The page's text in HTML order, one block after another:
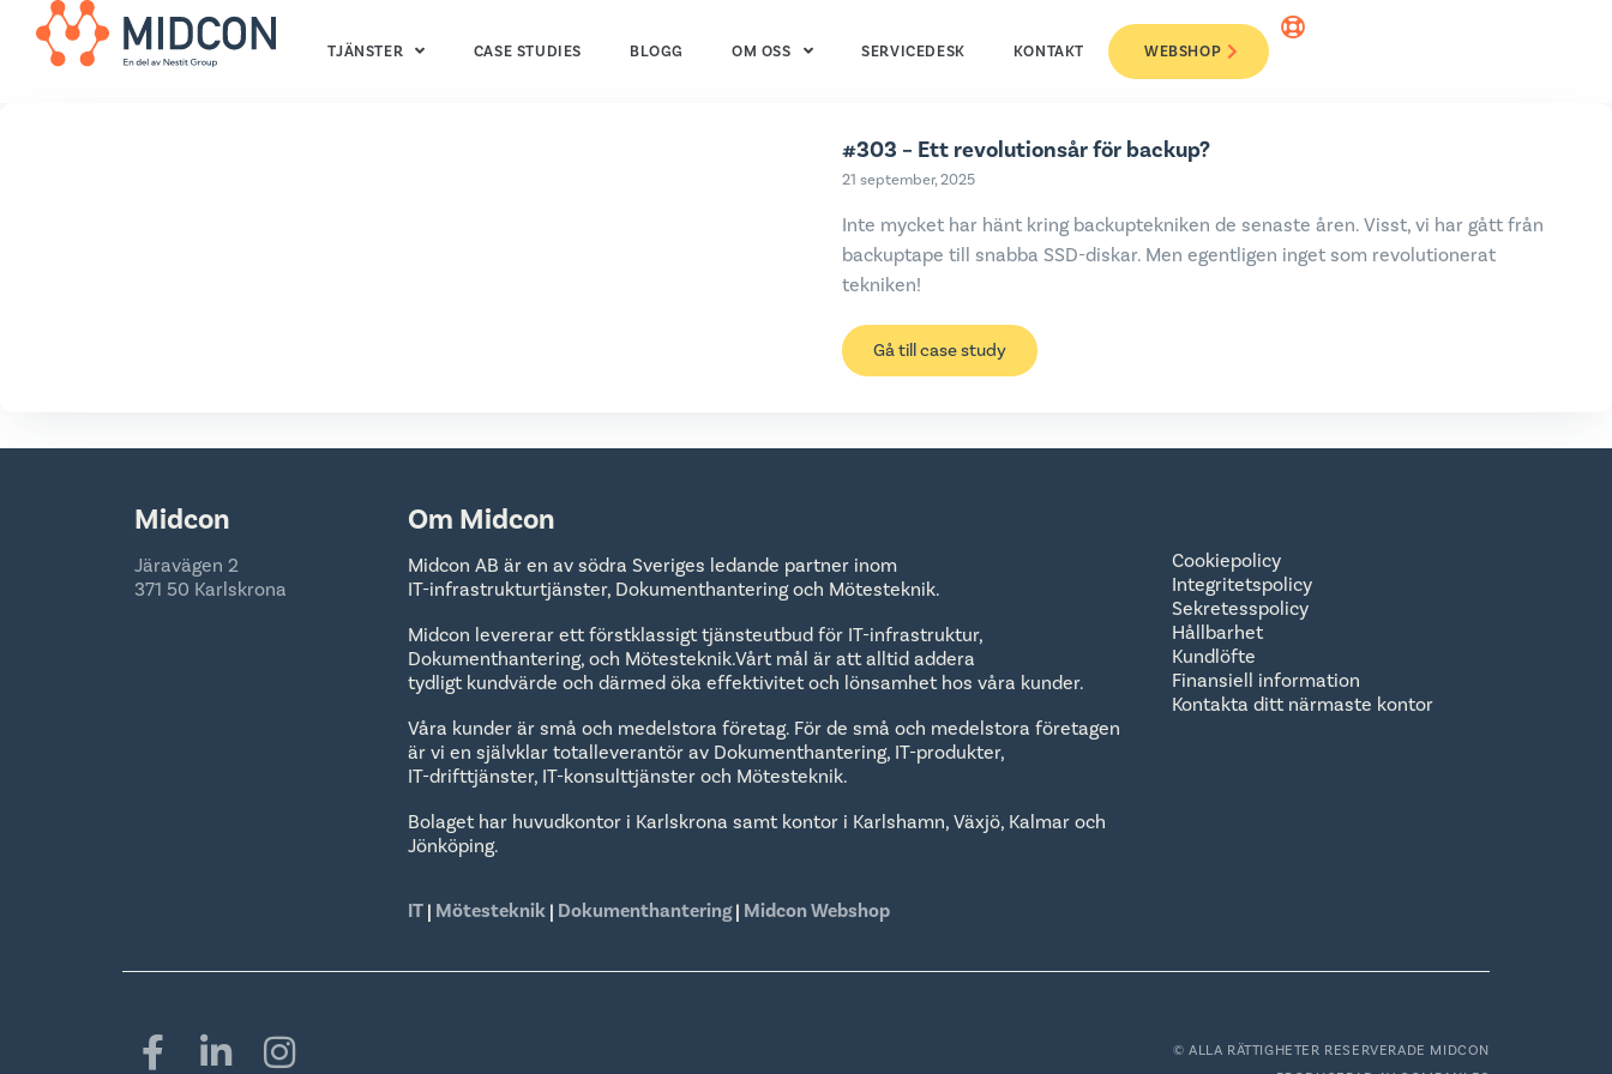
TJÄNSTER CASE STUDIES BLOGG OM OSS SERVICEDESK KONTAKT WEBSHOP
#303 – Ett revolutionsår för backup?
21 september, 2025
Inte mycket har hänt kring backuptekniken de senaste åren. Visst, vi har gått från
backuptape till snabba SSD-diskar. Men egentligen inget som revolutionerat
tekniken!
Gå till case study
Midcon
Järavägen 2
371 50 Karlskrona
Om Midcon
Midcon AB är en av södra Sveriges ledande partner inom
IT-infrastrukturtjänster, Dokumenthantering och Mötesteknik.
Midcon levererar ett förstklassigt tjänsteutbud för IT-infrastruktur,
Dokumenthantering, och Mötesteknik.Vårt mål är att alltid addera
tydligt kundvärde och därmed öka effektivitet och lönsamhet hos våra kunder.
Våra kunder är små och medelstora företag. För de små och medelstora företagen
är vi en självklar totalleverantör av Dokumenthantering, IT-produkter,
IT-drifttjänster, IT-konsulttjänster och Mötesteknik.
Bolaget har huvudkontor i Karlskrona samt kontor i Karlshamn, Växjö, Kalmar och
Jönköping.
IT | Mötesteknik | Dokumenthantering| Midcon Webshop
Cookiepolicy
Integritetspolicy
Sekretesspolicy
Hållbarhet
Kundlöfte
Finansiell information
Kontakta ditt närmaste kontor
© ALLA RÄTTIGHETER RESERVERADE MIDCON